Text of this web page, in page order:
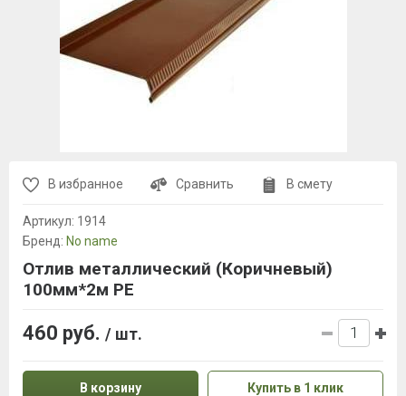
В избранное Сравнить В смету
Артикул: 1914
Бренд: No name
Отлив металлический (Коричневый)
100мм*2м PE
460 руб. / шт.
В корзину Купить в 1 клик